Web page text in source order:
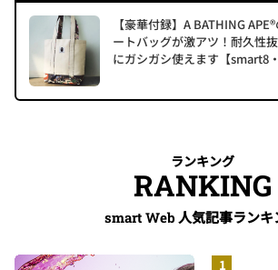
【豪華付録】A BATHING
ートバッグが激アツ！耐久性
にガシガシ使えます【smart8
ランキング
RANKING
smart Web 人気記事ランキ